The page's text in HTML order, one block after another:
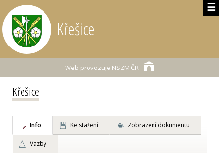
☰
Křešice
Web provozuje NSZM ČR
Křešice
Info Ke stažení Zobrazení dokumentu
Vazby